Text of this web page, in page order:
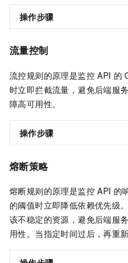
操作步骤
流量控制
流控规则的原理是监控 API 的
时立即拦截流量，避免后端服
障高可用性。
操作步骤
熔断策略
熔断规则的原理是监控 API 的
的阈值时立即降低依赖优先级
该不稳定的资源，避免后端服
用性。当指定时间过后，再重